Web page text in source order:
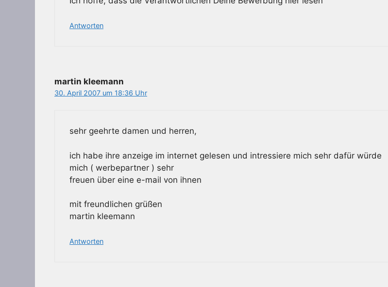
Antworten
martin kleemann
30. April 2007 um 18:36 Uhr
sehr geehrte damen und herren,
ich habe ihre anzeige im internet gelesen und intressiere mich sehr dafür würde
mich ( werbepartner ) sehr
freuen über eine e-mail von ihnen
mit freundlichen grüßen
martin kleemann
Antworten